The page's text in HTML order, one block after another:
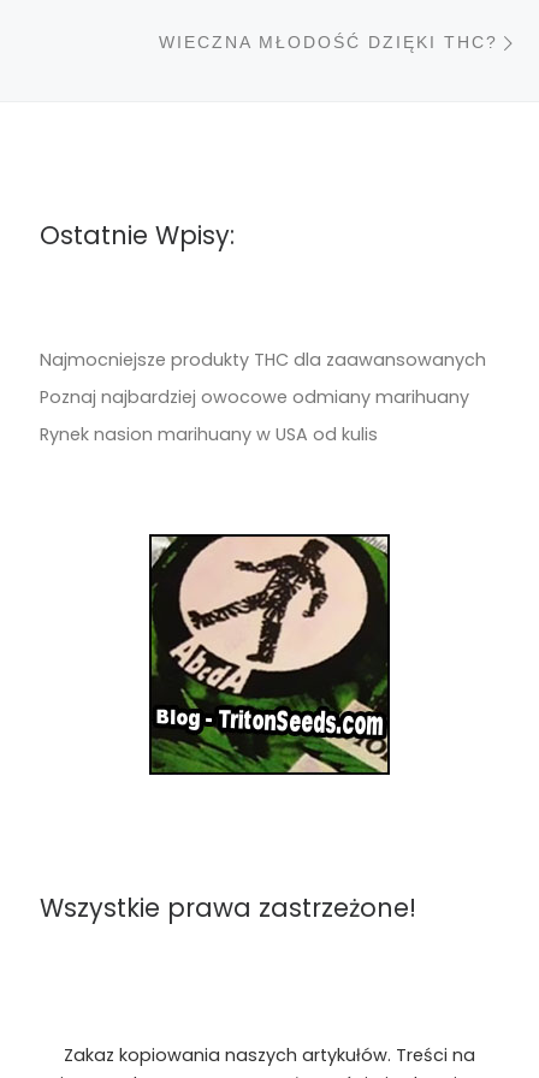
WIECZNA MŁODOŚĆ DZIĘKI THC?
Ostatnie Wpisy:
Najmocniejsze produkty THC dla zaawansowanych
Poznaj najbardziej owocowe odmiany marihuany
Rynek nasion marihuany w USA od kulis
Wszystkie prawa zastrzeżone!
Zakaz kopiowania naszych artykułów. Treści na